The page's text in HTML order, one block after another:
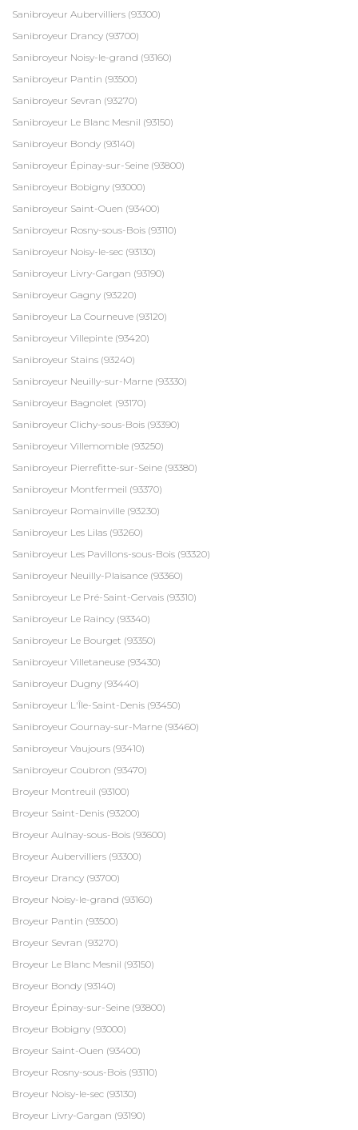
Sanibroyeur Aubervilliers (93300)
Sanibroyeur Drancy (93700)
Sanibroyeur Noisy-le-grand (93160)
Sanibroyeur Pantin (93500)
Sanibroyeur Sevran (93270)
Sanibroyeur Le Blanc Mesnil (93150)
Sanibroyeur Bondy (93140)
Sanibroyeur Épinay-sur-Seine (93800)
Sanibroyeur Bobigny (93000)
Sanibroyeur Saint-Ouen (93400)
Sanibroyeur Rosny-sous-Bois (93110)
Sanibroyeur Noisy-le-sec (93130)
Sanibroyeur Livry-Gargan (93190)
Sanibroyeur Gagny (93220)
Sanibroyeur La Courneuve (93120)
Sanibroyeur Villepinte (93420)
Sanibroyeur Stains (93240)
Sanibroyeur Neuilly-sur-Marne (93330)
Sanibroyeur Bagnolet (93170)
Sanibroyeur Clichy-sous-Bois (93390)
Sanibroyeur Villemomble (93250)
Sanibroyeur Pierrefitte-sur-Seine (93380)
Sanibroyeur Montfermeil (93370)
Sanibroyeur Romainville (93230)
Sanibroyeur Les Lilas (93260)
Sanibroyeur Les Pavillons-sous-Bois (93320)
Sanibroyeur Neuilly-Plaisance (93360)
Sanibroyeur Le Pré-Saint-Gervais (93310)
Sanibroyeur Le Raincy (93340)
Sanibroyeur Le Bourget (93350)
Sanibroyeur Villetaneuse (93430)
Sanibroyeur Dugny (93440)
Sanibroyeur L'Île-Saint-Denis (93450)
Sanibroyeur Gournay-sur-Marne (93460)
Sanibroyeur Vaujours (93410)
Sanibroyeur Coubron (93470)
Broyeur Montreuil (93100)
Broyeur Saint-Denis (93200)
Broyeur Aulnay-sous-Bois (93600)
Broyeur Aubervilliers (93300)
Broyeur Drancy (93700)
Broyeur Noisy-le-grand (93160)
Broyeur Pantin (93500)
Broyeur Sevran (93270)
Broyeur Le Blanc Mesnil (93150)
Broyeur Bondy (93140)
Broyeur Épinay-sur-Seine (93800)
Broyeur Bobigny (93000)
Broyeur Saint-Ouen (93400)
Broyeur Rosny-sous-Bois (93110)
Broyeur Noisy-le-sec (93130)
Broyeur Livry-Gargan (93190)